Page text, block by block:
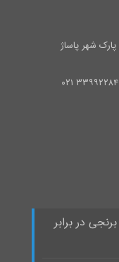
شهر پاساژ
در برابر